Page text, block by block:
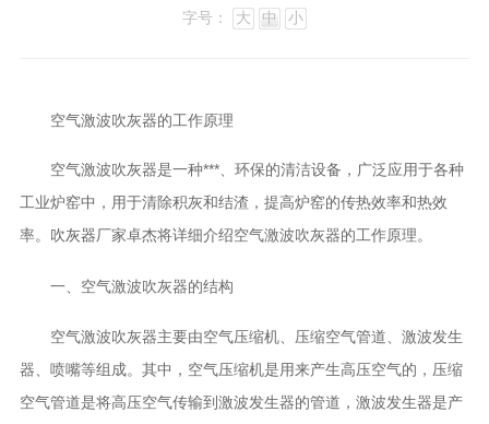
字号：
大 中 小
空气激波吹灰器的工作原理
空气激波吹灰器是一种***、环保的清洁设备，广泛应用于各种
工业炉窑中，用于清除积灰和结渣，提高炉窑的传热效率和热效
率。
吹灰器厂家卓杰将详细介绍空气激波吹灰器的工作原理。
一、空气激波吹灰器的结构
空气激波吹灰器主要由空气压缩机、压缩空气管道、激波发生
器、喷嘴等组成。其中，空气压缩机是用来产生高压空气的，压缩
空气管道是将高压空气传输到激波发生器的管道，激波发生器是产